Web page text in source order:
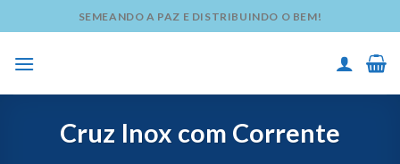
to
content
SEMEANDO A PAZ E DISTRIBUINDO O BEM!
Cruz Inox com Corrente